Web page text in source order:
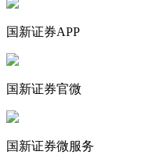
国新证券APP
国新证券官微
国新证券微服务